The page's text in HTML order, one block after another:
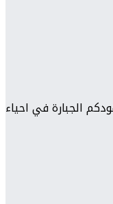
الجبارة في احياء